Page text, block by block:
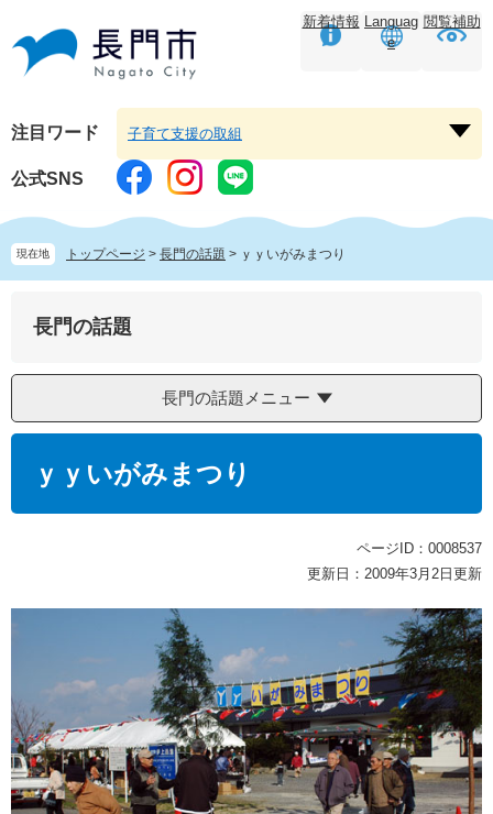
頭
す。
飛
し
本
文
へ
新着情報 Languag
e
閲覧補助
注目ワード
ー
子育て支援の取組
公式SNS
現在地 トップページ > 長門の話題 > ｙｙいがみまつり
長門の話題
長門の話題メニュー
ｙｙいがみまつり
ページID：0008537
更新日：2009年3月2日更新